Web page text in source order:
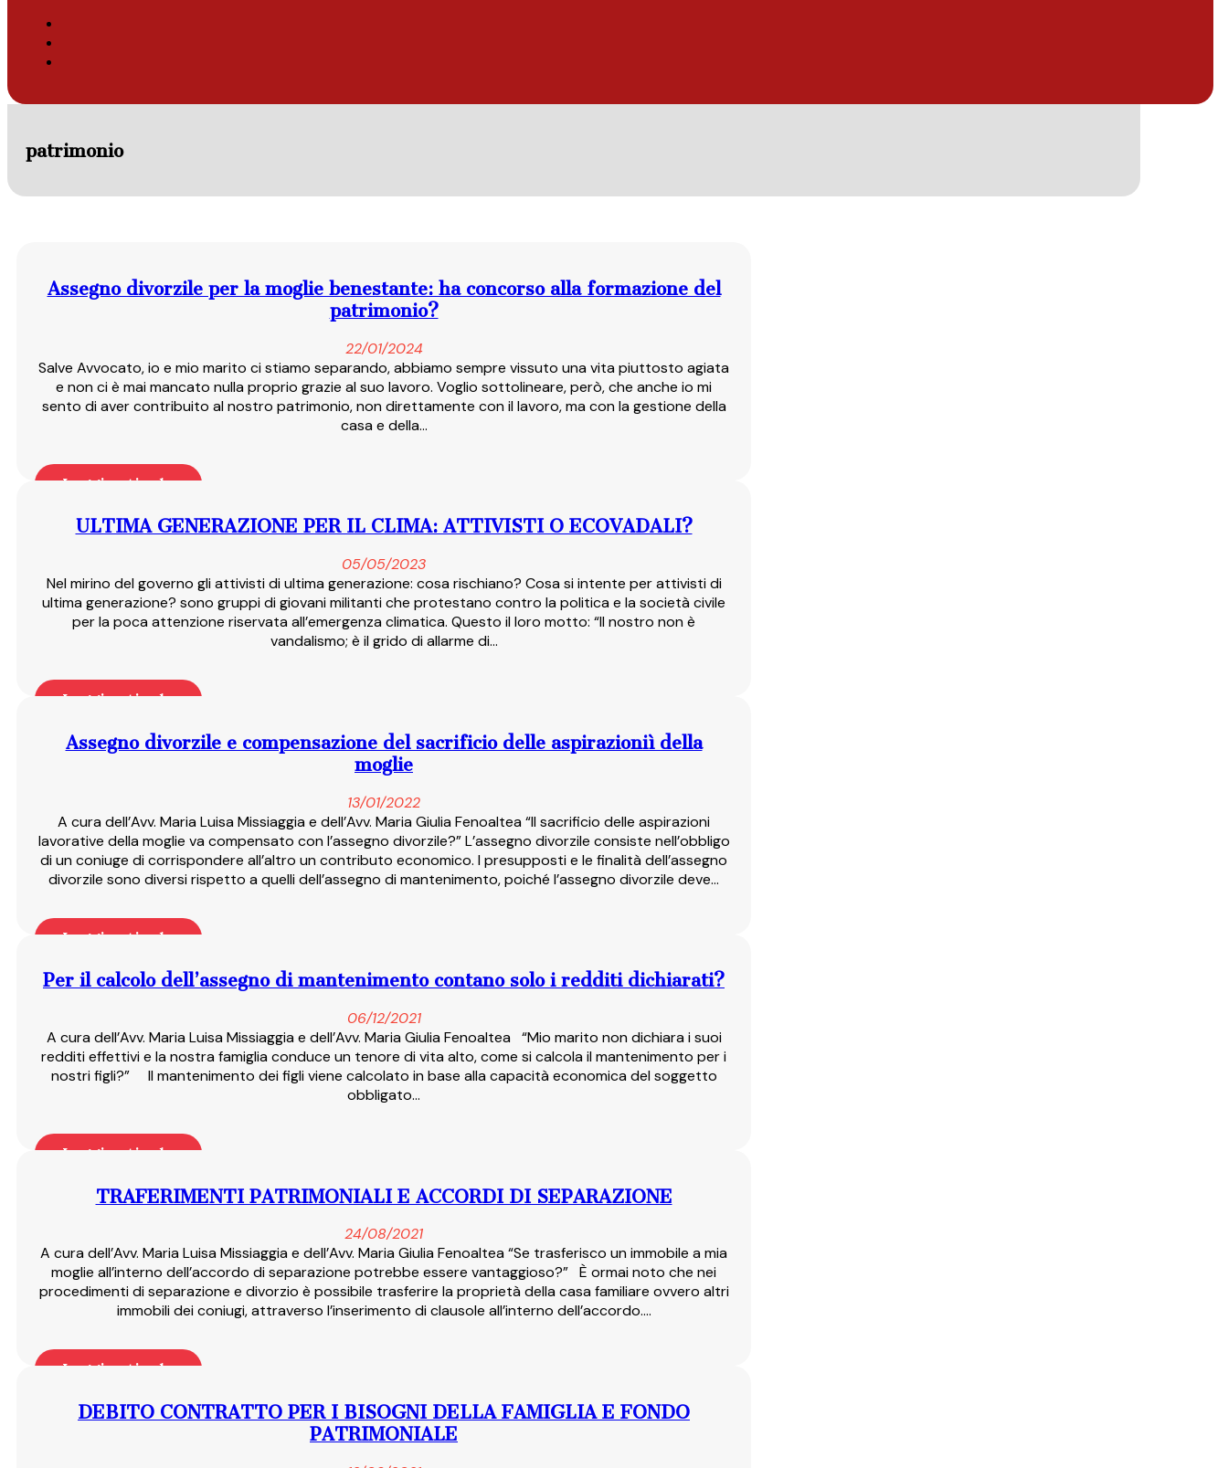
patrimonio
Assegno divorzile per la moglie benestante: ha concorso alla formazione del
patrimonio?
22/01/2024
Salve Avvocato, io e mio marito ci stiamo separando, abbiamo sempre vissuto una vita piuttosto agiata
e non ci è mai mancato nulla proprio grazie al suo lavoro. Voglio sottolineare, però, che anche io mi
sento di aver contribuito al nostro patrimonio, non direttamente con il lavoro, ma con la gestione della
casa e della…
Leggi articolo
ULTIMA GENERAZIONE PER IL CLIMA: ATTIVISTI O ECOVADALI?
05/05/2023
Nel mirino del governo gli attivisti di ultima generazione: cosa rischiano? Cosa si intente per attivisti di
ultima generazione? sono gruppi di giovani militanti che protestano contro la politica e la società civile
per la poca attenzione riservata all’emergenza climatica. Questo il loro motto: “Il nostro non è
vandalismo; è il grido di allarme di…
Leggi articolo
Assegno divorzile e compensazione del sacrificio delle aspirazioniì della
moglie
13/01/2022
A cura dell’Avv. Maria Luisa Missiaggia e dell’Avv. Maria Giulia Fenoaltea “Il sacrificio delle aspirazioni
lavorative della moglie va compensato con l’assegno divorzile?” L’assegno divorzile consiste nell’obbligo
di un coniuge di corrispondere all’altro un contributo economico. I presupposti e le finalità dell’assegno
divorzile sono diversi rispetto a quelli dell’assegno di mantenimento, poiché l’assegno divorzile deve…
Leggi articolo
Per il calcolo dell’assegno di mantenimento contano solo i redditi dichiarati?
06/12/2021
A cura dell’Avv. Maria Luisa Missiaggia e dell’Avv. Maria Giulia Fenoaltea “Mio marito non dichiara i suoi
redditi effettivi e la nostra famiglia conduce un tenore di vita alto, come si calcola il mantenimento per i
nostri figli?” Il mantenimento dei figli viene calcolato in base alla capacità economica del soggetto
obbligato…
Leggi articolo
TRAFERIMENTI PATRIMONIALI E ACCORDI DI SEPARAZIONE
24/08/2021
A cura dell’Avv. Maria Luisa Missiaggia e dell’Avv. Maria Giulia Fenoaltea “Se trasferisco un immobile a mia
moglie all’interno dell’accordo di separazione potrebbe essere vantaggioso?” È ormai noto che nei
procedimenti di separazione e divorzio è possibile trasferire la proprietà della casa familiare ovvero altri
immobili dei coniugi, attraverso l’inserimento di clausole all’interno dell’accordo.…
Leggi articolo
DEBITO CONTRATTO PER I BISOGNI DELLA FAMIGLIA E FONDO
PATRIMONIALE